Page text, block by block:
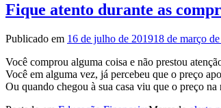
Fique atento durante as
Publicado em 16 de julho de 201918 de março
Você comprou alguma coisa e não prestou
Você em alguma vez, já percebeu que o preço
Ou quando chegou à sua casa viu que o preço